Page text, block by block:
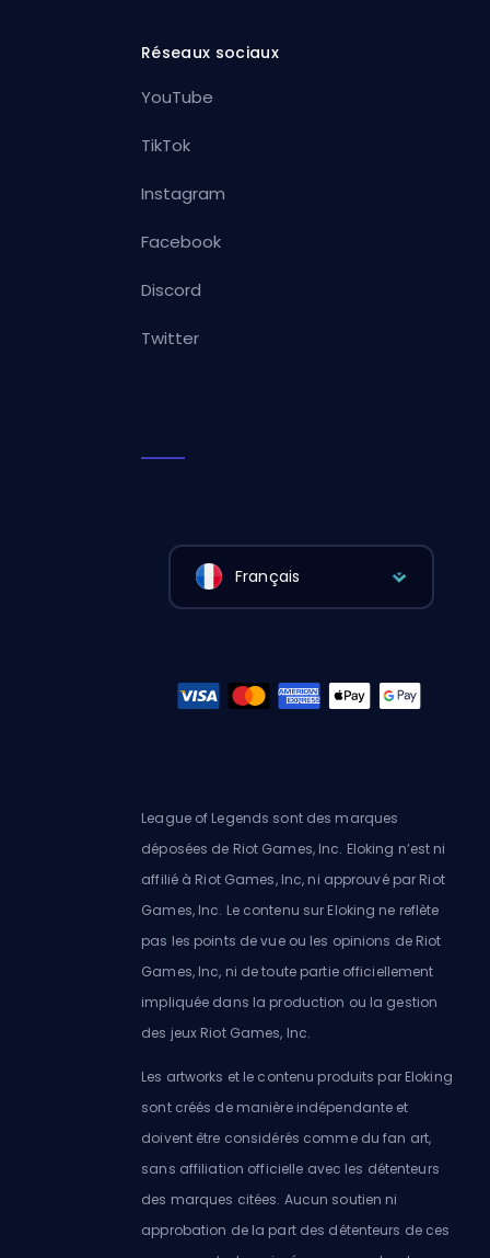
Réseaux sociaux
YouTube
TikTok
Instagram
Facebook
Discord
Twitter
Français
League of Legends sont des marques
déposées de Riot Games, Inc. Eloking n’est ni
affilié à Riot Games, Inc, ni approuvé par Riot
Games, Inc. Le contenu sur Eloking ne reflète
pas les points de vue ou les opinions de Riot
Games, Inc, ni de toute partie officiellement
impliquée dans la production ou la gestion
des jeux Riot Games, Inc.
Les artworks et le contenu produits par Eloking
sont créés de manière indépendante et
doivent être considérés comme du fan art,
sans affiliation officielle avec les détenteurs
des marques citées. Aucun soutien ni
approbation de la part des détenteurs de ces